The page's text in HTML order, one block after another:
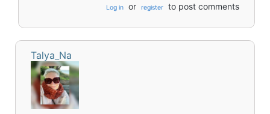
Log in or register to post comments
Talya_Na